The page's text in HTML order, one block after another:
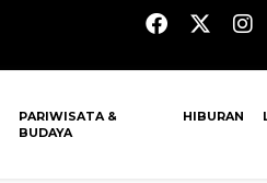
PARIWISATA &
BUDAYA
HIBURAN